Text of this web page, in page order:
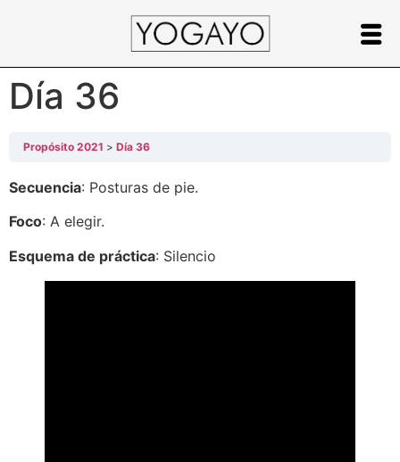
Día 36
Propósito 2021 Día 36
Secuencia: Posturas de pie.
Foco: A elegir.
Esquema de práctica: Silencio